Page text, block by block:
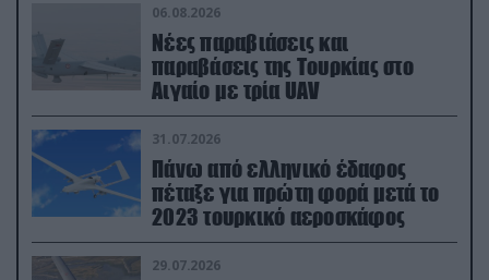
06.08.2026
Νέες παραβιάσεις και
παραβάσεις της Τουρκίας στο
Αιγαίο με τρία UAV
31.07.2026
Πάνω από ελληνικό έδαφος
πέταξε για πρώτη φορά μετά το
2023 τουρκικό αεροσκάφος
29.07.2026